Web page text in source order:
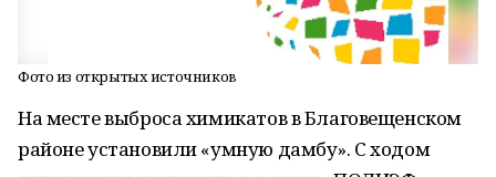
Фото из открытых источников
На месте выброса химикатов в Благовещенском
районе установили «умную дамбу». С ходом